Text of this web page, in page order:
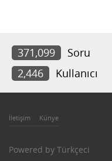
371,099 Soru
2,446
Kullanıcı
İletişim Künye
Powered by Türkçeci